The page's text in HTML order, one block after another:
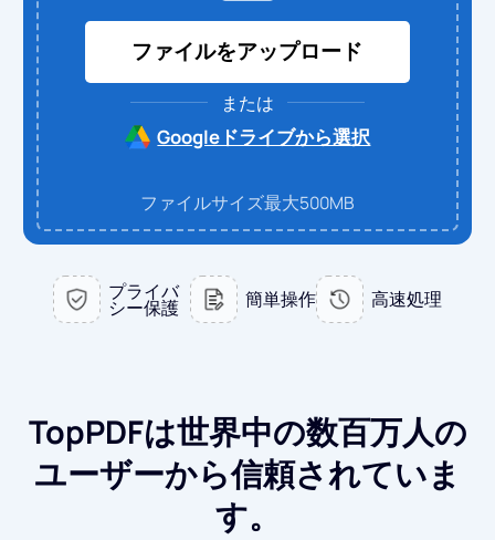
PDFから変換
PDF → Word
PDF → PPT
PDF → JPG
PDFに変換
Word → PDF
PPT → PDF
EPUB → PDF
JPGに変換
Excel → JPG
PDF → JPG
お問い合わせ
ファイルをアップロード
または
Googleドライブから選択
ファイルサイズ最大500MB
プライバ
シー保護 簡単操作 高速処理
TopPDFは世界中の数百万人の
ユーザーから信頼されていま
す。